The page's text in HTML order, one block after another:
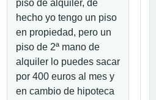
piso de alquiler, de
hecho yo tengo un piso
en propiedad, pero un
piso de 2ª mano de
alquiler lo puedes sacar
por 400 euros al mes y
en cambio de hipoteca